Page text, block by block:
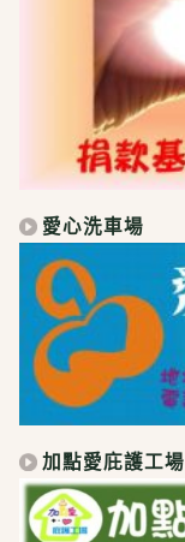
愛心洗車場
加點愛庇護工場